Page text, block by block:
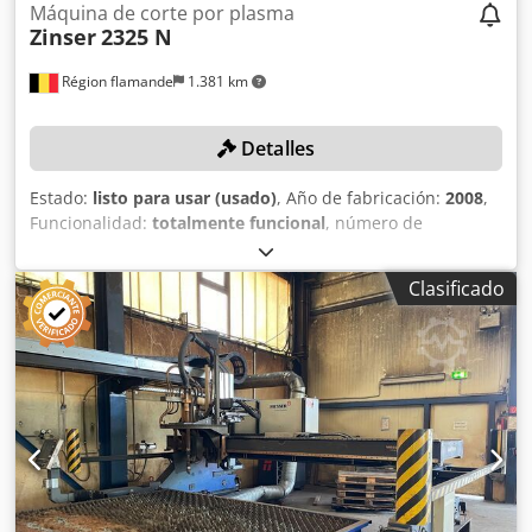
40 A • Peso: 520 kg • Documentación incluida: manual de
usuario, manual de funcionamiento, documentación
técnicaRégion flamande 1.381 km
Máquina de corte por plasma
Zinser2325 N
Detalles
Estado: listo para usar (usado), Año de fabricación: 2008,
Funcionalidad: totalmente funcional, número de
2325 08 1323
200 mm, recorrido eje X:3.100 mm, recorrido del eje Y:
6.050 mm
, Sin precio mínimo: ¡venta garantizada al precio
más alto! El sistema de control de la máquina fue
renovado en 2021. Máquina pórtico flexible para corte por
plasma y corte oxiacetilénico. Chodpfx Alezm I Sljwoa
DETALLES TÉCNICOS Ancho de vía: 3.100 mm Longitud de
trabajo: 6.050 mm Carro de quemadores Número real de
carros de quemadores: 1 Número de carros de
quemadores: máx. 2 Rendimiento de corte Grosor de corte
con quemador estándar: máx. 200 mm DETALLES DE LA
MÁQUINA Ancho total: 4.610 mm Longitud total: 8.000 mm
Clasificado